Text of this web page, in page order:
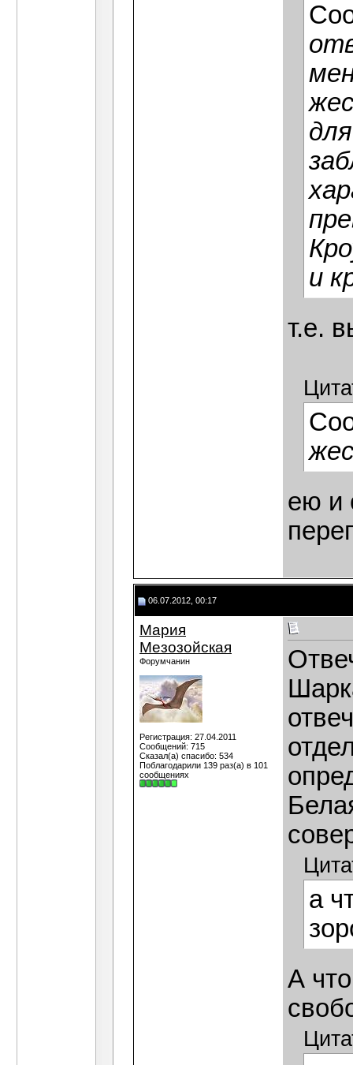
и
т.е.
ею и
06.07.2012, 00:17
Мария
Мезозойская
Форумчанин
Регистрация: 27.04.2011
Сообщений: 715
Сказал(а) спасибо: 534
Поблагодарили 139 раз(а) в 101
сообщениях
а
А